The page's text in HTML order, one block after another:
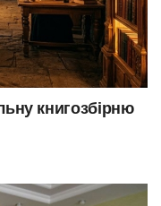
книгозбірню